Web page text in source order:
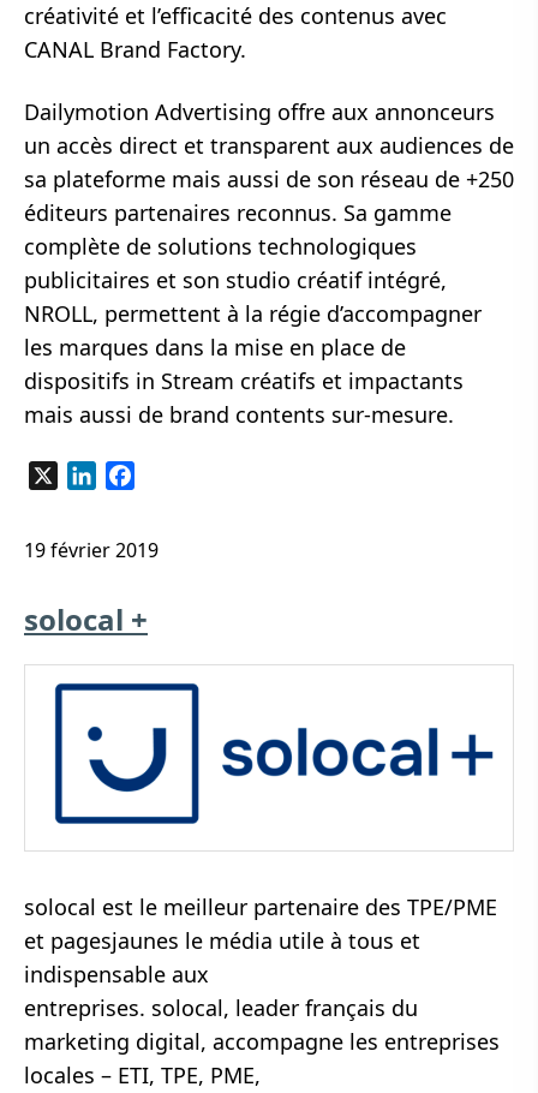
créativité et l’efficacité des contenus avec
CANAL Brand Factory.
Dailymotion Advertising offre aux annonceurs
un accès direct et transparent aux audiences de
sa plateforme mais aussi de son réseau de +250
éditeurs partenaires reconnus. Sa gamme
complète de solutions technologiques
publicitaires et son studio créatif intégré,
NROLL, permettent à la régie d’accompagner
les marques dans la mise en place de
dispositifs in Stream créatifs et impactants
mais aussi de brand contents sur-mesure.
LinkedIn
19 février 2019
solocal +
solocal est le meilleur partenaire des TPE/PME
et pagesjaunes le média utile à tous et
indispensable aux
entreprises. solocal, leader français du
marketing digital, accompagne les entreprises
locales – ETI, TPE, PME,